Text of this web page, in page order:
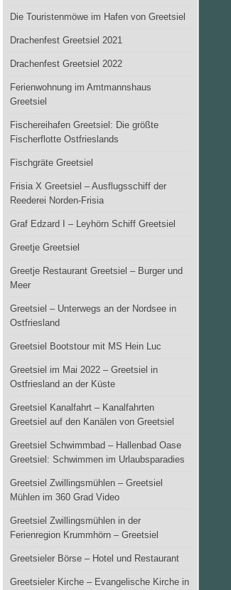
Die Touristenmöwe im Hafen von Greetsiel
Drachenfest Greetsiel 2021
Drachenfest Greetsiel 2022
Ferienwohnung im Amtmannshaus
Greetsiel
Fischereihafen Greetsiel: Die größte
Fischerflotte Ostfrieslands
Fischgräte Greetsiel
Frisia X Greetsiel – Ausflugsschiff der
Reederei Norden-Frisia
Graf Edzard I – Leyhörn Schiff Greetsiel
Greetje Greetsiel
Greetje Restaurant Greetsiel – Burger und
Meer
Greetsiel – Unterwegs an der Nordsee in
Ostfriesland
Greetsiel Bootstour mit MS Hein Luc
Greetsiel im Mai 2022 – Greetsiel in
Ostfriesland an der Küste
Greetsiel Kanalfahrt – Kanalfahrten
Greetsiel auf den Kanälen von Greetsiel
Greetsiel Schwimmbad – Hallenbad Oase
Greetsiel: Schwimmen im Urlaubsparadies
Greetsiel Zwillingsmühlen – Greetsiel
Mühlen im 360 Grad Video
Greetsiel Zwillingsmühlen in der
Ferienregion Krummhörn – Greetsiel
Greetsieler Börse – Hotel und Restaurant
Greetsieler Kirche – Evangelische Kirche in